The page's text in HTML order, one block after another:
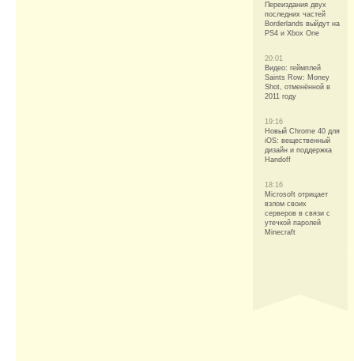
Переиздания двух
последних частей
Borderlands выйдут на
PS4 и Xbox One
20:01
Видео: геймплей
Saints Row: Money
Shot, отменённой в
2011 году
19:16
Новый Chrome 40 для
iOS: вещественный
дизайн и поддержка
Handoff
18:16
Microsoft отрицает
взлом своих
серверов в связи с
утечкой паролей
Minecraft